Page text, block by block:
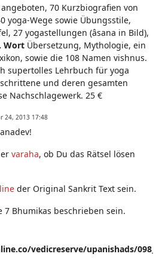
70 Kurzbiografien von
yoga-Wege sowie Übungsstile,
27 yogastellungen (âsana in Bild),
Wort Übersetzung, Mythologie, ein
sowie die 108 Namen vishnus.
supertolles Lehrbuch für yoga
und deren gesamten
Nachschlagewerk. 25 €
24, 2013 17:48
varaha, ob Du das Rätsel lösen
der Original Sankrit Text sein.
Bhumikas beschrieben sein.
vedicreserve/upanishads/